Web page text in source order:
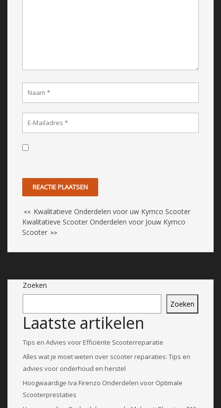
<< Kwalitatieve Onderdelen voor uw Kymco Scooter
Kwalitatieve Scooter Onderdelen voor Jouw Kymco
Scooter >>
Zoeken
Zoeken
Laatste artikelen
Tips en Advies voor Efficiënte Scooterreparatie
Alles wat je moet weten over scooter reparaties: Tips en
advies voor onderhoud en herstel
Hoogwaardige Iva Firenzo Onderdelen voor Optimale
Scooterprestaties